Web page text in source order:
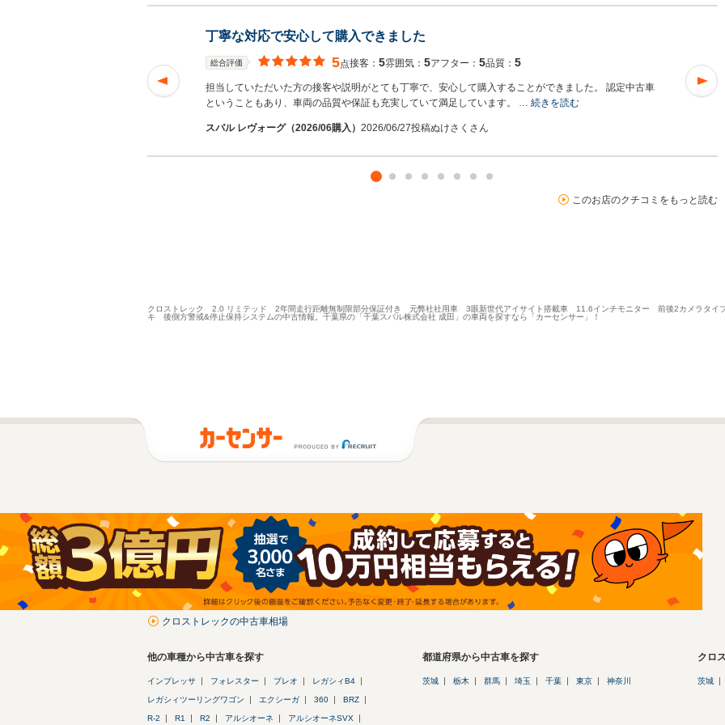
丁寧な対応で安心して購入できました
総合評価 5点接客： 5雰囲気： 5アフター： 5品質： 5
担当していただいた方の接客や説明がとても丁寧で、安心して購入することができました。 認定中古車
ということもあり、車両の品質や保証も充実していて満足しています。 … 続きを読む
スバル レヴォーグ（2026/06購入） 2026/06/27投稿ぬけさくさん
このお店のクチコミをもっと読む
クロストレック 2.0 リミテッド 2年間走行距離無制限部分保証付き 元弊社社用車 3眼新世代アイサイト搭載車 11.6インチモニター 前後2カメラタイ
キ 後側方警戒&停止保持システムの中古情報。千葉県の「千葉スバル株式会社 成田」の車両を探すなら「カーセンサー」！
クロストレックの中古車相場
他の車種から中古車を探す
インプレッサ フォレスター プレオ レガシィB4
レガシィツーリングワゴン エクシーガ 360 BRZ
R-2 R1 R2 アルシオーネ アルシオーネSVX
都道府県から中古車を探す
茨城 栃木 群馬 埼玉 千葉 東京 神奈川
クロ
茨城